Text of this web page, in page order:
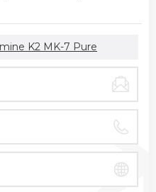
K2 MK-7 Pure